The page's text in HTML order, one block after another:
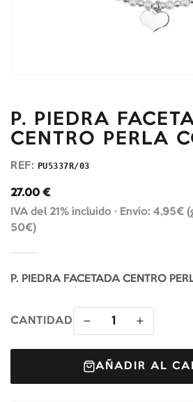
P. PIEDRA
CENTRO PERLA
REF: PU5337R/03
27.00 €
IVA del 21% incluido · Envío: 4,95€
50€)
P. PIEDRA FACETADA CENTRO
CANTIDAD 1
AÑADIR AL